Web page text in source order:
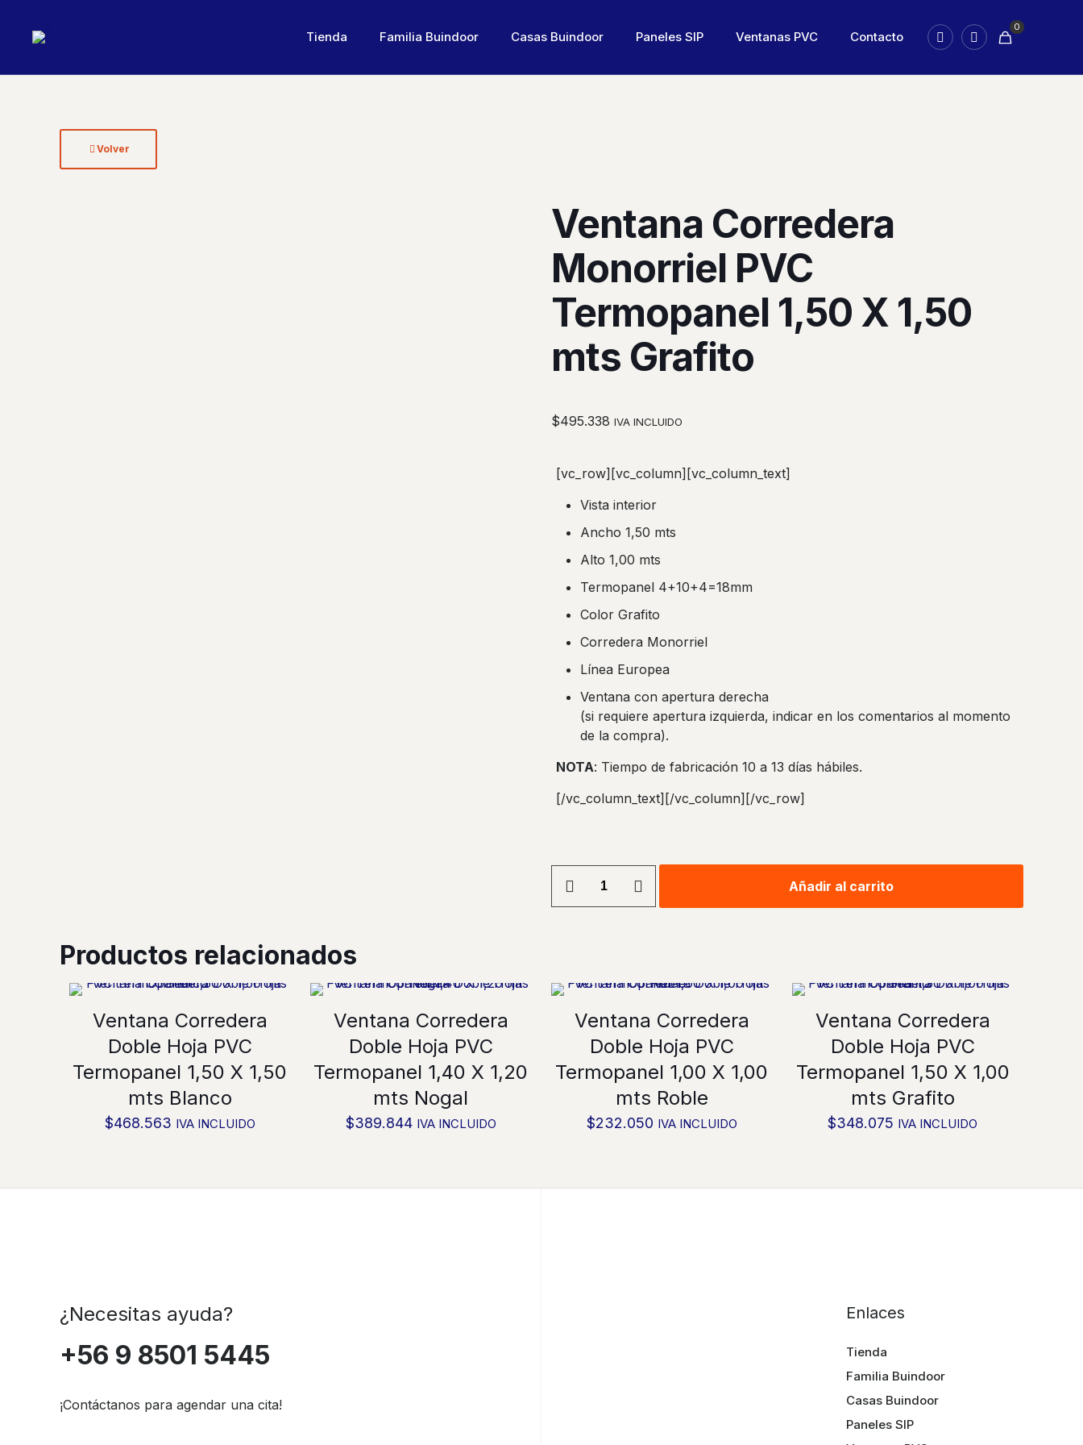
Tienda Familia Buindoor Casas Buindoor Paneles SIP Ventanas PVC Contacto
0
Volver
Ventana Corredera
Monorriel PVC
Termopanel 1,50 X 1,50
mts Grafito
$495.338 IVA INCLUIDO
[vc_row][vc_column][vc_column_text]
Vista interior
Ancho 1,50 mts
Alto 1,00 mts
Termopanel 4+10+4=18mm
Color Grafito
Corredera Monorriel
Línea Europea
Ventana con apertura derecha
(si requiere apertura izquierda, indicar en los comentarios al momento
de la compra).
NOTA: Tiempo de fabricación 10 a 13 días hábiles.
[/vc_column_text][/vc_column][/vc_row]
Corredera
X
1,50
cantidad
Añadir al carrito
Productos relacionados
Ventana Corredera
Doble Hoja PVC
Termopanel 1,50 X 1,50
mts Blanco
$468.563 IVA INCLUIDO
Ventana Corredera
Doble Hoja PVC
Termopanel 1,40 X 1,20
mts Nogal
$389.844 IVA INCLUIDO
Ventana Corredera
Doble Hoja PVC
Termopanel 1,00 X 1,00
mts Roble
$232.050 IVA INCLUIDO
Ventana Corredera
Doble Hoja PVC
Termopanel 1,50 X 1,00
mts Grafito
$348.075 IVA INCLUIDO
¿Necesitas ayuda?
+56 9 8501 5445
¡Contáctanos para agendar una cita!
Enlaces
Tienda
Familia Buindoor
Casas Buindoor
Paneles SIP